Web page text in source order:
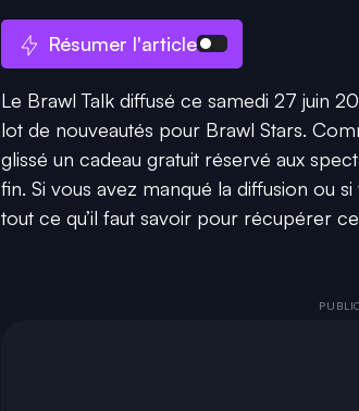
Résumer l'article
Le Brawl Talk diffusé ce samedi 27 juin
lot de nouveautés pour Brawl Stars.
glissé un cadeau gratuit réservé aux
fin. Si vous avez manqué la diffusion ou
tout ce qu’il faut savoir pour récupérer